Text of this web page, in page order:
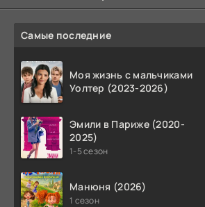
Самые последние
Моя жизнь с мальчиками
Уолтер (2023-2026)
Эмили в Париже (2020-
2025)
1-5 сезон
Манюня (2026)
1 сезон